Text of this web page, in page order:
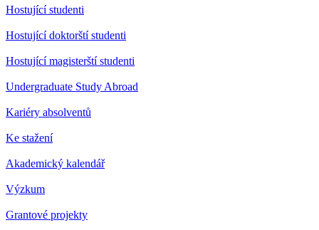
Hostující studenti
Hostující doktorští studenti
Hostující magisterští studenti
Undergraduate Study Abroad
Kariéry absolventů
Ke stažení
Akademický kalendář
Výzkum
Grantové projekty